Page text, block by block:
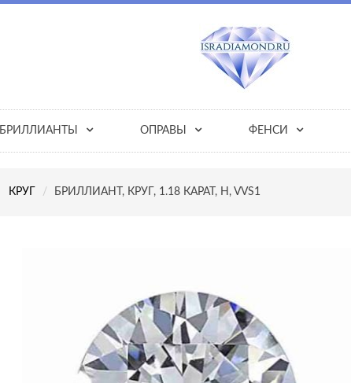
БРИЛЛИАНТЫ ОПРАВЫ ФЕНСИ
КРУГ БРИЛЛИАНТ, КРУГ, 1.18 КАРАТ, H, VVS1